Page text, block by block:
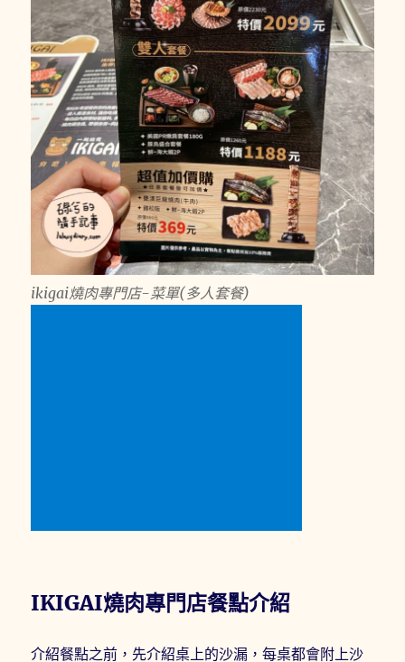
ikigai燒肉專門店-菜單(多人套餐)
IKIGAI燒肉專門店餐點介紹
介紹餐點之前，先介紹桌上的沙漏，每桌都會附上沙